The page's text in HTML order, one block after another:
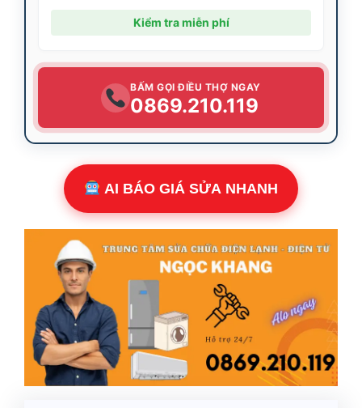
Kiểm tra miễn phí
BẤM GỌI ĐIỀU THỢ NGAY
0869.210.119
AI BÁO GIÁ SỬA NHANH